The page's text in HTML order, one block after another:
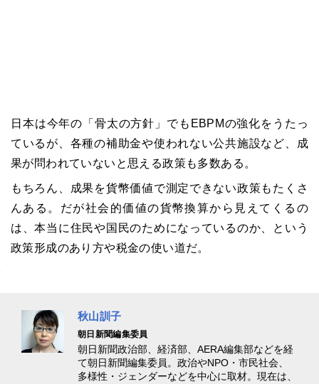
日本は今年の「骨太の方針」でもEBPMの強化をうたっ
ているが、各種の補助金や使われない公共施設など、成
果が問われていないと思える政策も多数ある。
もちろん、成果を貨幣価値で測定できない政策もたくさ
んある。だが社会的価値の貨幣換算から見えてくるの
は、本当に住民や国民のためになっているのか、という
政策形成のあり方や税金の使い道だ。
秋山訓子
朝日新聞編集委員
朝日新聞政治部、経済部、AERA編集部などを経
て朝日新聞編集委員。政治やNPO・市民社会、
多様性・ジェンダーなどを中心に取材。現在は、